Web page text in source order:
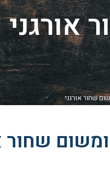
אורגני
שחור אורגני
שחור